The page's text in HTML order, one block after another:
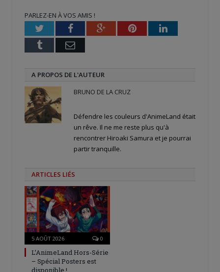
fenêtre) fenêtre) nouvelle
fenêtre)
PARLEZ-EN À VOS AMIS !
TwitterFacebookGoogle+PinterestLinkedIn
Tumblr Email
A PROPOS DE L'AUTEUR
BRUNO DE LA CRUZ
Défendre les couleurs d'AnimeLand était
un rêve. Il ne me reste plus qu'à
rencontrer Hiroaki Samura et je pourrai
partir tranquille.
ARTICLES LIÉS
5 AOÛT 2026 0
L’AnimeLand Hors-Série
– Spécial Posters est
disponible !